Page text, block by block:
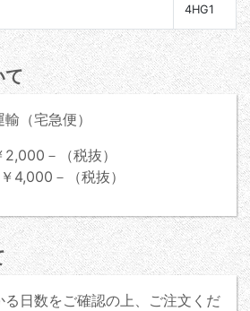
4HG1
て
（宅急便）
－（税抜）
4,000－（税抜）
日数をご確認の上、ご注文くだ